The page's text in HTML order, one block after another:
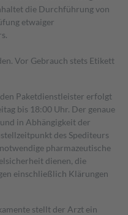
die Durchführung von
etwaiger
Vor Gebrauch stets Etikett
Paketdienstleister erfolgt
bis 18:00 Uhr. Der genaue
in Abhängigkeit der
des Spediteurs
pharmazeutische
dienen, die
einschließlich Klärungen
stellt der Arzt ein